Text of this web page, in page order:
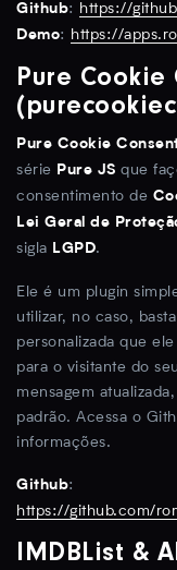
Github:
https://
Demo: https://
Pure Cookie
Pure Cookie
série Pure JS que
consentimento de
Lei Geral de
sigla LGPD.
Ele é um plugin
utilizar, no caso,
personalizada que
para o visitante do
mensagem
padrão. Acessa o
informações.
Github:
https://github.com/
IMDBList &